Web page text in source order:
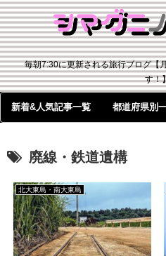
毎朝7:30に更新される旅行ブログ【
す！
新着&人気記事一覧 都道府県別
廃線・鉄道遺構
北大東島・南大東島